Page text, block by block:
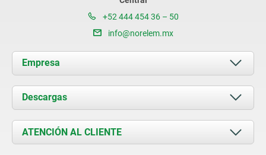
+52 444 454 36 – 50
info@norelem.mx
Empresa
Acerca de nosotros
Novedades
Contacto
Descargas
Documents
ATENCIÓN AL CLIENTE